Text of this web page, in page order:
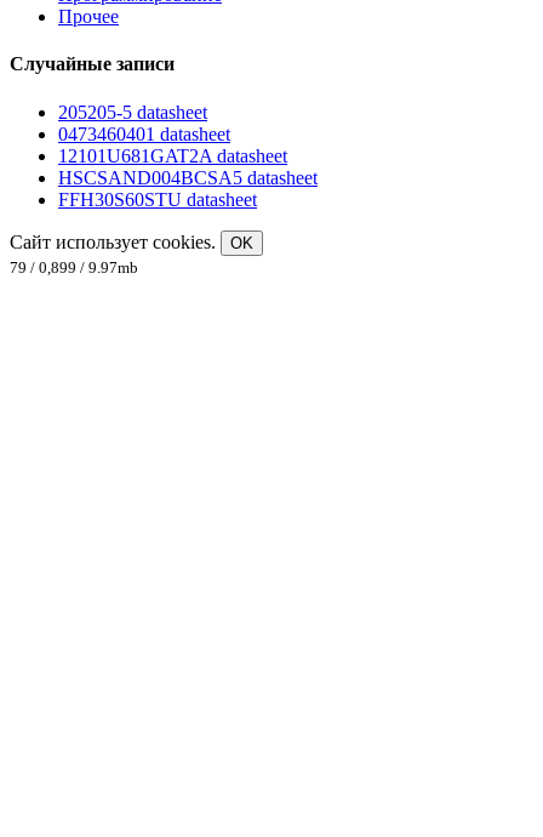
Прочее
Случайные записи
205205-5 datasheet
0473460401 datasheet
12101U681GAT2A datasheet
HSCSAND004BCSA5 datasheet
FFH30S60STU datasheet
Сайт использует cookies.
OK
79 / 0,899 / 9.97mb